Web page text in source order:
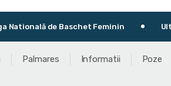
de Baschet Feminin Ultimul
Palmares Informatii Poze